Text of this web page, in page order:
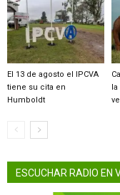
El 13 de agosto el IPCVA
tiene su cita en
Humboldt
la
ESCUCHAR RADIO EN